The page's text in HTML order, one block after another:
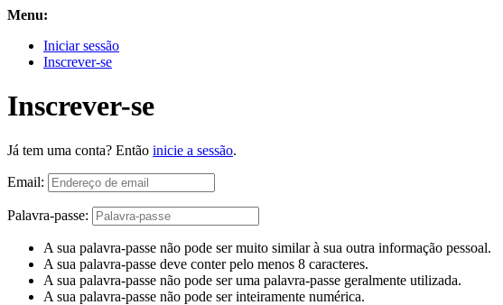
Menu:
Iniciar sessão
Inscrever-se
Inscrever-se
Já tem uma conta? Então inicie a sessão.
Email:
Palavra-passe:
A sua palavra-passe não pode ser muito similar à sua outra informação pessoal.
A sua palavra-passe deve conter pelo menos 8 caracteres.
A sua palavra-passe não pode ser uma palavra-passe geralmente utilizada.
A sua palavra-passe não pode ser inteiramente numérica.